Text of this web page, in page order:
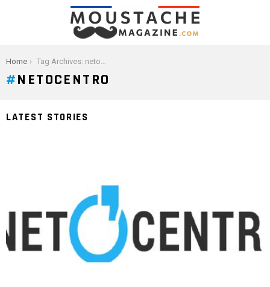
You are here:
Home Tag Archives: netocentro
NETOCENTRO
LATEST STORIES